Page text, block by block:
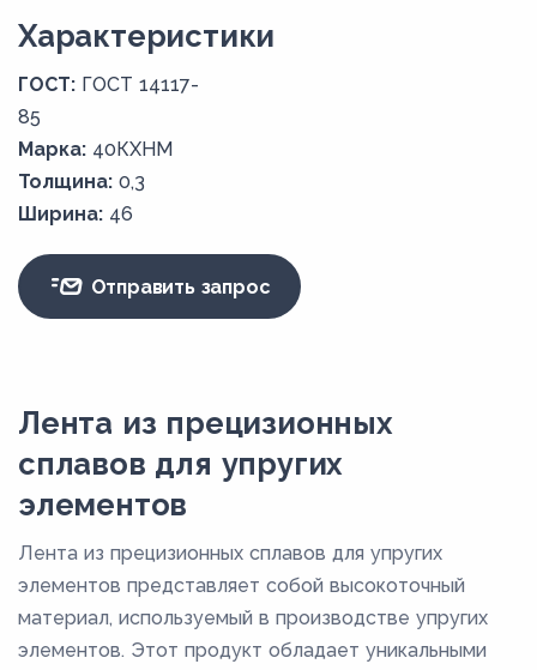
Xарактеристики
ГОСТ: ГОСТ 14117-
85
Марка: 40КХНМ
Толщина: 0,3
Ширина: 46
Отправить запрос
Лента из прецизионных
сплавов для упругих
элементов
Лента из прецизионных сплавов для упругих
элементов представляет собой высокоточный
материал, используемый в производстве упругих
элементов. Этот продукт обладает уникальными